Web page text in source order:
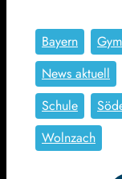
Bayern
News aktuell
Schule
Wolnzach